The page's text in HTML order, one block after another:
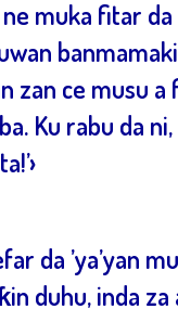
muka fitar da
zan ce musu a
Ku rabu da
da ’ya’yan
duhu, inda za